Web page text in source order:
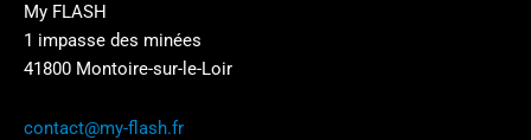
My FLASH
1 impasse des minées
41800 Montoire-sur-le-Loir
contact@my-flash.fr